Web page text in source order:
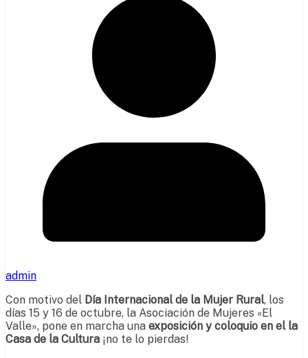
admin
Con motivo del Día Internacional de la Mujer Rural, los
días 15 y 16 de octubre, la Asociación de Mujeres «El
Valle», pone en marcha una exposición y coloquio en el la
Casa de la Cultura ¡no te lo pierdas!